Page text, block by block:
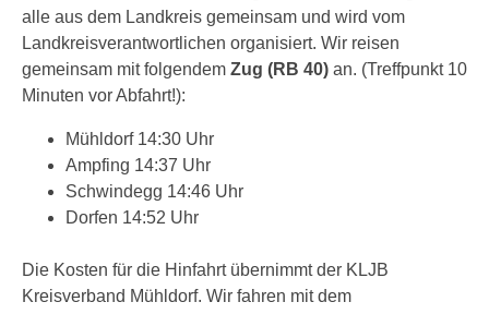
alle aus dem Landkreis gemeinsam und wird vom
Landkreisverantwortlichen organisiert. Wir reisen
gemeinsam mit folgendem Zug (RB 40) an. (Treffpunkt 10
Minuten vor Abfahrt!):
Mühldorf 14:30 Uhr
Ampfing 14:37 Uhr
Schwindegg 14:46 Uhr
Dorfen 14:52 Uhr
Die Kosten für die Hinfahrt übernimmt der KLJB
Kreisverband Mühldorf. Wir fahren mit dem